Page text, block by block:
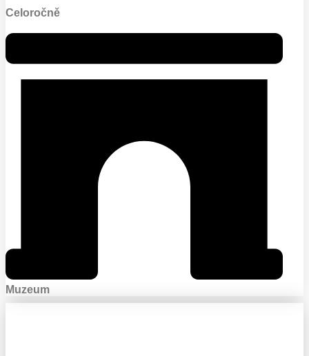
Celoročně
Muzeum